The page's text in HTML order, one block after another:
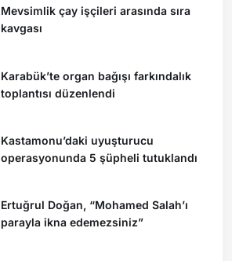
Mevsimlik çay işçileri arasında sıra
kavgası
Karabük’te organ bağışı farkındalık
toplantısı düzenlendi
Kastamonu’daki uyuşturucu
operasyonunda 5 şüpheli tutuklandı
Ertuğrul Doğan, “Mohamed Salah’ı
parayla ikna edemezsiniz”